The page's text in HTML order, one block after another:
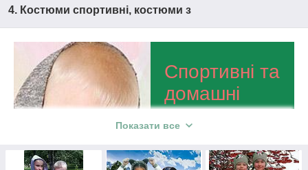
4. Костюми спортивні, костюми з
Спортивні та
домашні
костюми для
Висококласна
Показати все